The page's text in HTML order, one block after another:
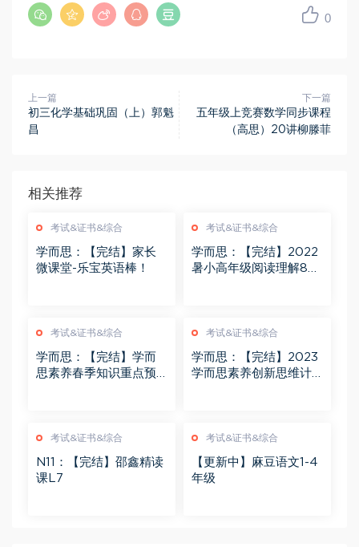
0
上一篇
初三化学基础巩固（上）郭魁
昌
下一篇
五年级上竞赛数学同步课程
（高思）20讲柳滕菲
相关推荐
考试&证书&综合
学而思：【完结】家长
微课堂-乐宝英语棒！
考试&证书&综合
学而思：【完结】2022
暑小高年级阅读理解8大
考试&证书&综合
学而思：【完结】学而
思素养春季知识重点预
考试&证书&综合
学而思：【完结】2023
学而思素养创新思维计
考试&证书&综合
N11：【完结】邵鑫精读
课L7
考试&证书&综合
【更新中】麻豆语文1-4
年级